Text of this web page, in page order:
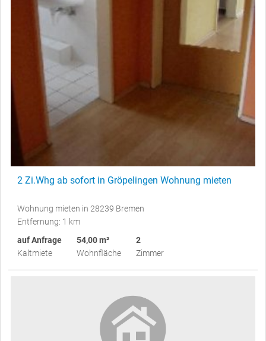
2 Zi.Whg ab sofort in Gröpelingen Wohnung mieten
Wohnung mieten in 28239 Bremen
Entfernung: 1 km
auf Anfrage
Kaltmiete
54,00 m²
Wohnfläche
2
Zimmer